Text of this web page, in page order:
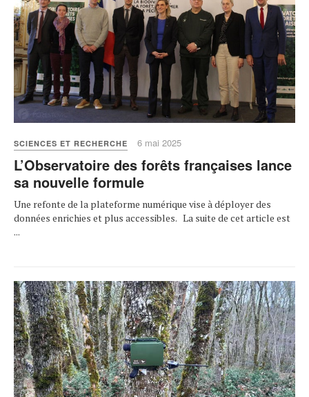
SCIENCES ET RECHERCHE 6 mai 2025
L’Observatoire des forêts françaises lance
sa nouvelle formule
Une refonte de la plateforme numérique vise à déployer des
données enrichies et plus accessibles. La suite de cet article est
...